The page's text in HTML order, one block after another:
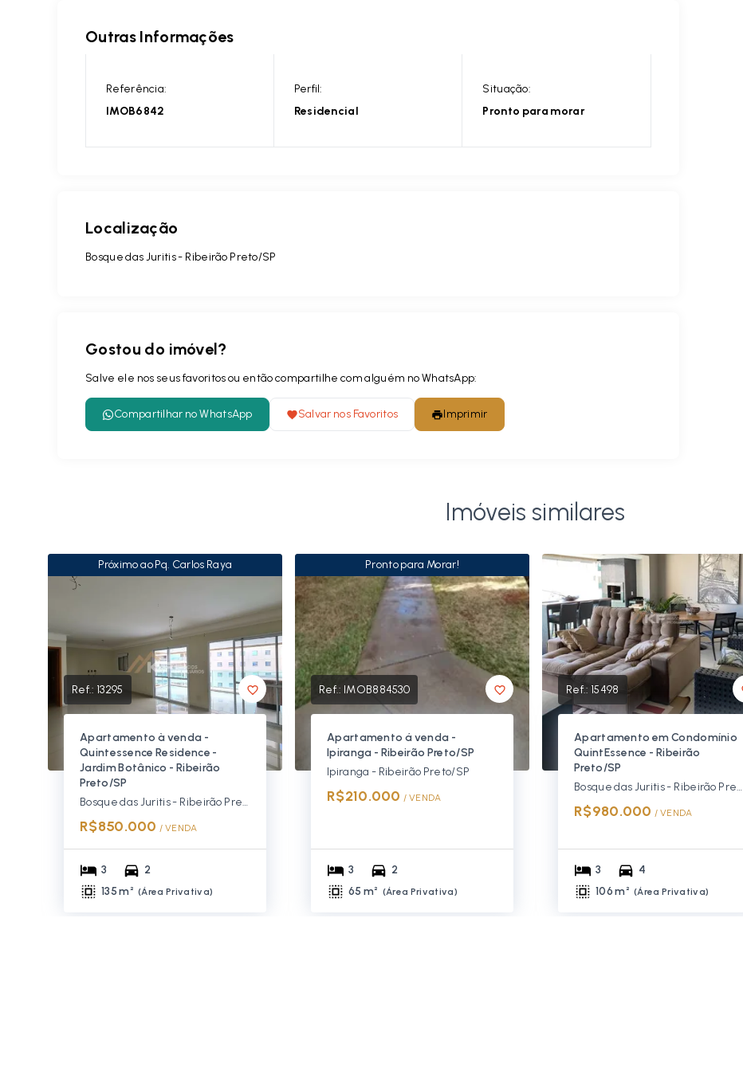
Outras Informações
Referência:
IMOB6842
Perfil:
Residencial
Situação:
Pronto para morar
Localização
Bosque das Juritis - Ribeirão Preto/SP
Gostou do imóvel?
Salve ele nos seus favoritos ou então compartilhe com alguém no WhatsApp:
Compartilhar no WhatsApp Salvar nos Favoritos Imprimir
Imóveis similares
Próximo ao Pq. Carlos Raya
Ref.: 13295
Apartamento à venda -
Quintessence Residence -
Jardim Botânico - Ribeirão
Preto/SP
Bosque das Juritis - Ribeirão Preto/SP, Zona Sul
R$850.000 / VENDA
3
2
135 m² (Área Privativa)
Pronto para Morar!
Ref.: IMOB884530
Apartamento á venda -
Ipiranga - Ribeirão Preto/SP
Ipiranga - Ribeirão Preto/SP
R$210.000 / VENDA
3
2
65 m² (Área Privativa)
Ref.: 15498
Apartamento em Condomínio
QuintEssence - Ribeirão
Preto/SP
Bosque das Juritis - Ribeirão Preto/SP, Zona Sul
R$980.000 / VENDA
3
4
106 m² (Área Privativa)